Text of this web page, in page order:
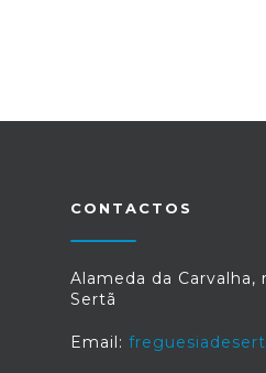
CONTACTOS
Alameda da Carvalha,
Sertã
Email: